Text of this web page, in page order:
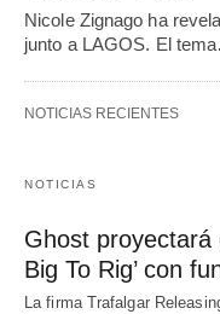
Nicole Zignago ha
junto a LAGOS. El
NOTICIAS RECIENTES
NOTICIAS
Ghost proyectará
Big To Rig’ con
La firma Trafalgar